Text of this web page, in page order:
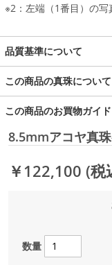
※2：左端（1番目）の写
品質基準について
この商品の真珠について
この商品のお買物ガイド
8.5mmアコヤ真
￥122,100 (税
数量